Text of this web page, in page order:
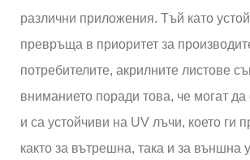
различни приложения. Тъй като
превръща в приоритет за
потребителите, акрилните листове
вниманието поради това, че могат да
и са устойчиви на UV лъчи, което ги
както за вътрешна, така и за външна